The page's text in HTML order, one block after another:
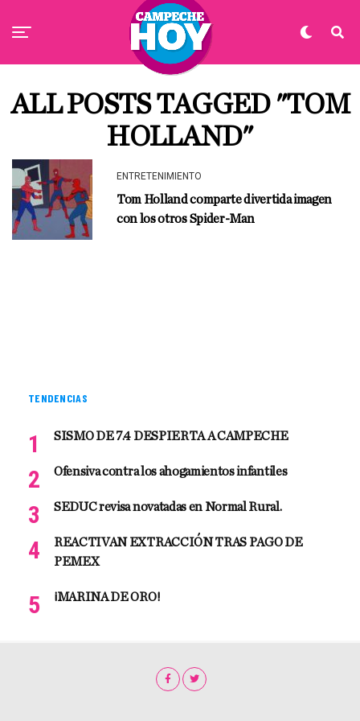
ALL POSTS TAGGED "TOM
HOLLAND"
ENTRETENIMIENTO
Tom Holland comparte divertida imagen
con los otros Spider-Man
TENDENCIAS
SISMO DE 7.4 DESPIERTA A CAMPECHE
Ofensiva contra los ahogamientos infantiles
SEDUC revisa novatadas en Normal Rural.
REACTIVAN EXTRACCIÓN TRAS PAGO DE
PEMEX
¡MARINA DE ORO!